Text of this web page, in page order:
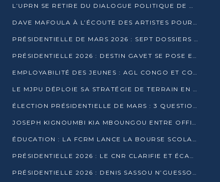
L’UPRN SE RETIRE DU DIALOGUE POLITIQUE DE DJAMBALA : TENSIONS DANS LE PRÉ-ÉLECTORAL CONGOLAIS
DAVE MAFOULA À L’ÉCOUTE DES ARTISTES POUR REDÉFINIR SA POLITIQUE CULTURELLE
PRÉSIDENTIELLE DE MARS 2026 : SEPT DOSSIERS DE CANDIDATURE ENREGISTRÉS À LA CLÔTURE DES DÉPÔTS
PRÉSIDENTIELLE 2026 : DESTIN GAVET SE POSE EN CANDIDAT DU « RAS-LE-BOL »
EMPLOYABILITÉ DES JEUNES : AGL CONGO ET CONGO TERMINAL S’ALLIENT À UCAC-ICAM
LE MJPU DÉPLOIE SA STRATÉGIE DE TERRAIN EN FAVEUR DE DSN
ÉLECTION PRÉSIDENTIELLE DE MARS : 3 QUESTIONS À UN EXPERT CONGOLAIS DE LA CYBERSÉCURITÉ
JOSEPH KIGNOUMBI KIA MBOUNGOU ENTRE OFFICIELLEMENT EN COURSE POUR LA PRÉSIDENTIELLE
ÉDUCATION : LA FCRM LANCE LA BOURSE SCOLAIRE FRANCINE-NTOUMI POUR PROMOUVOIR LES FILIÈRES SCIENTIFIQUES
PRÉSIDENTIELLE 2026 : LE CNR CLARIFIE ET ÉCARTE LA CANDIDATURE DU PASTEUR NTUMI
PRÉSIDENTIELLE 2026 : DENIS SASSOU N’GUESSO ANNONCE OFFICIELLEMENT SA CANDIDATURE